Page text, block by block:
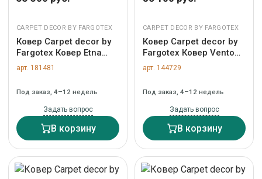
CARPET DECOR BY FARGOTEX
Ковер Carpet decor by
Fargotex Ковер Etna
Beige 160х230 см арт.
C1410
арт. 181481
Под заказ, 4–12 недель
Задать вопрос
В корзину
CARPET DECOR BY FARGOTEX
Ковер Carpet decor by
Fargotex Ковер Vento
Beige 200х300 см арт.
C1409
арт. 144729
Под заказ, 4–12 недель
Задать вопрос
В корзину